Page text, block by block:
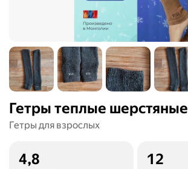
Гетры теплые шерстяные
Гетры для взрослых
4,8 12